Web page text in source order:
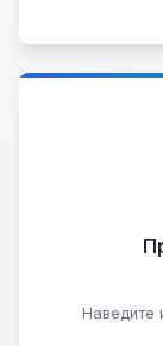
Наведите
вас есть